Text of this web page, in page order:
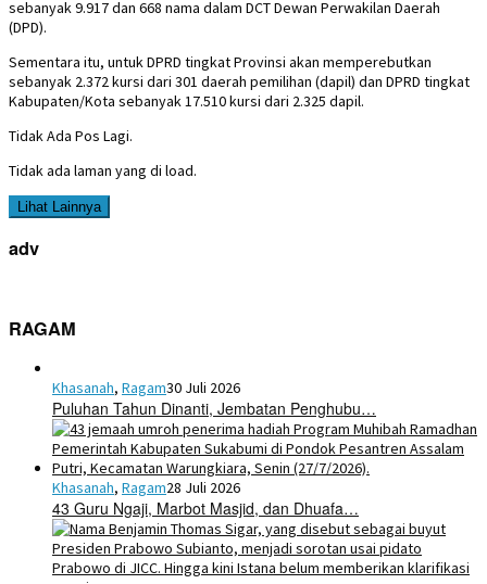
sebanyak 9.917 dan 668 nama dalam DCT Dewan Perwakilan Daerah
(DPD).
Sementara itu, untuk DPRD tingkat Provinsi akan memperebutkan
sebanyak 2.372 kursi dari 301 daerah pemilihan (dapil) dan DPRD tingkat
Kabupaten/Kota sebanyak 17.510 kursi dari 2.325 dapil.
Tidak Ada Pos Lagi.
Tidak ada laman yang di load.
Lihat Lainnya
adv
RAGAM
Khasanah, Ragam30 Juli 2026
Puluhan Tahun Dinanti, Jembatan Penghubu…
Khasanah, Ragam28 Juli 2026
43 Guru Ngaji, Marbot Masjid, dan Dhuafa…